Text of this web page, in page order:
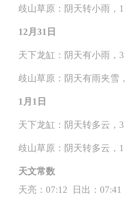
歧山草原： 阴天转小雨 ， 1
12月 31 日
天下龙缸： 阴天有小雨 ， 3
歧山草原： 阴天有雨夹雪 ，
1月 1 日
天下龙缸： 阴天转多云 ， 3
歧山草原： 阴天转多云 ， 1
天文常数
天亮： 07:12 日出： 07:41